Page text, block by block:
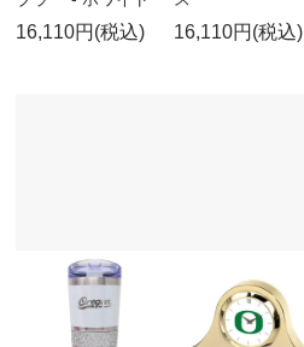
16,110円(税込) 16,110円(税込)